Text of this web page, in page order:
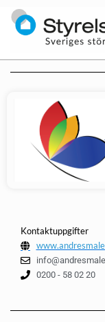
Kontaktuppgifter
0200 - 58 02 20